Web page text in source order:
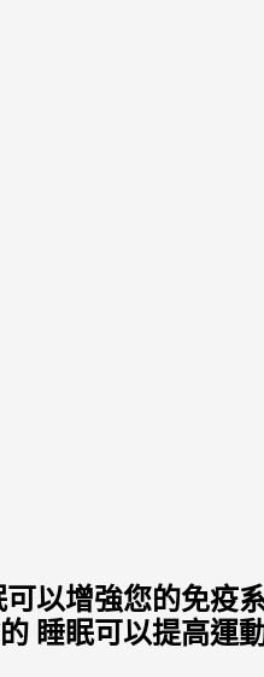
以增強您的免疫
睡眠可以提高運